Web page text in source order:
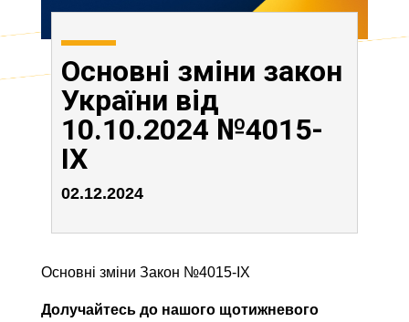
Основні зміни закон
України від
10.10.2024 №4015-
ІХ
02.12.2024
Основні зміни Закон №4015-ІХ
Долучайтесь до нашого щотижневого